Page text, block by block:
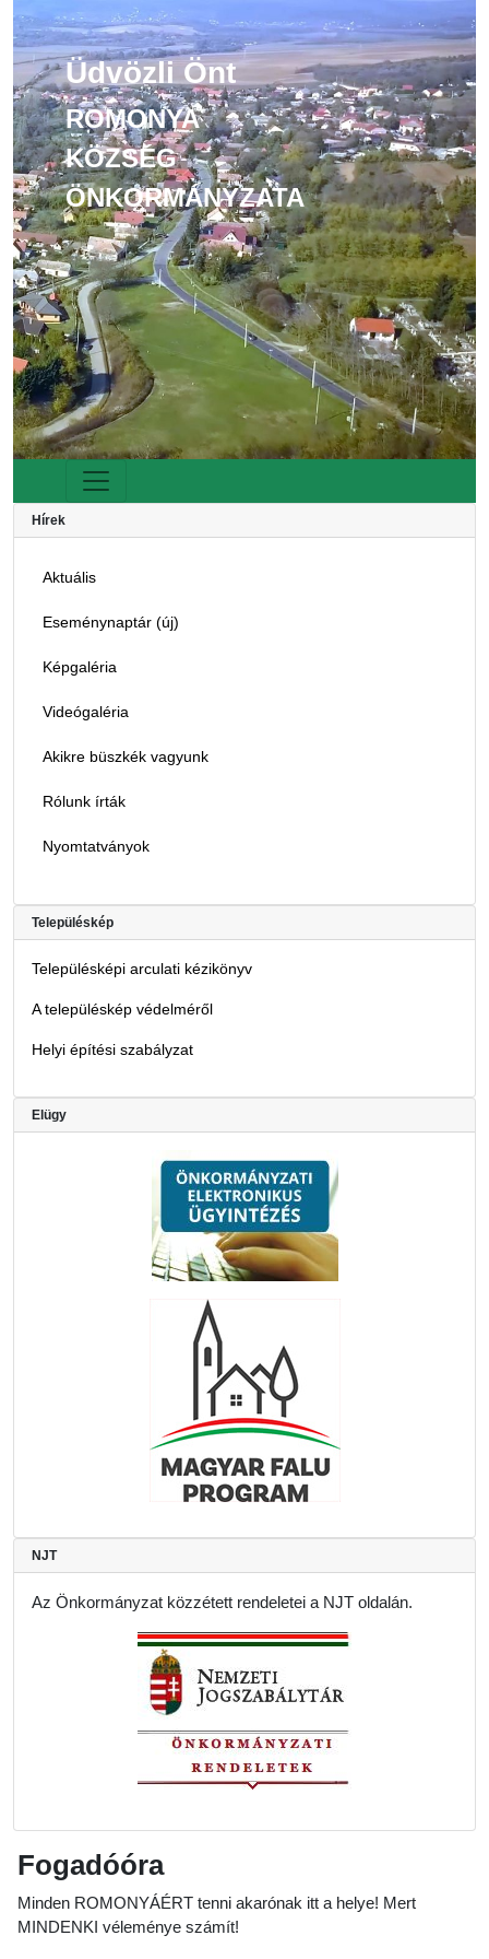
Üdvözli Önt
ROMONYA
KÖZSÉG
ÖNKORMÁNYZATA
Hírek
Aktuális
Eseménynaptár (új)
Képgaléria
Videógaléria
Akikre büszkék vagyunk
Rólunk írták
Nyomtatványok
Településkép
Településképi arculati kézikönyv
A településkép védelméről
Helyi építési szabályzat
Elügy
NJT
Az Önkormányzat közzétett rendeletei a NJT oldalán.
Fogadóóra
Minden ROMONYÁÉRT tenni akarónak itt a helye! Mert
MINDENKI véleménye számít!